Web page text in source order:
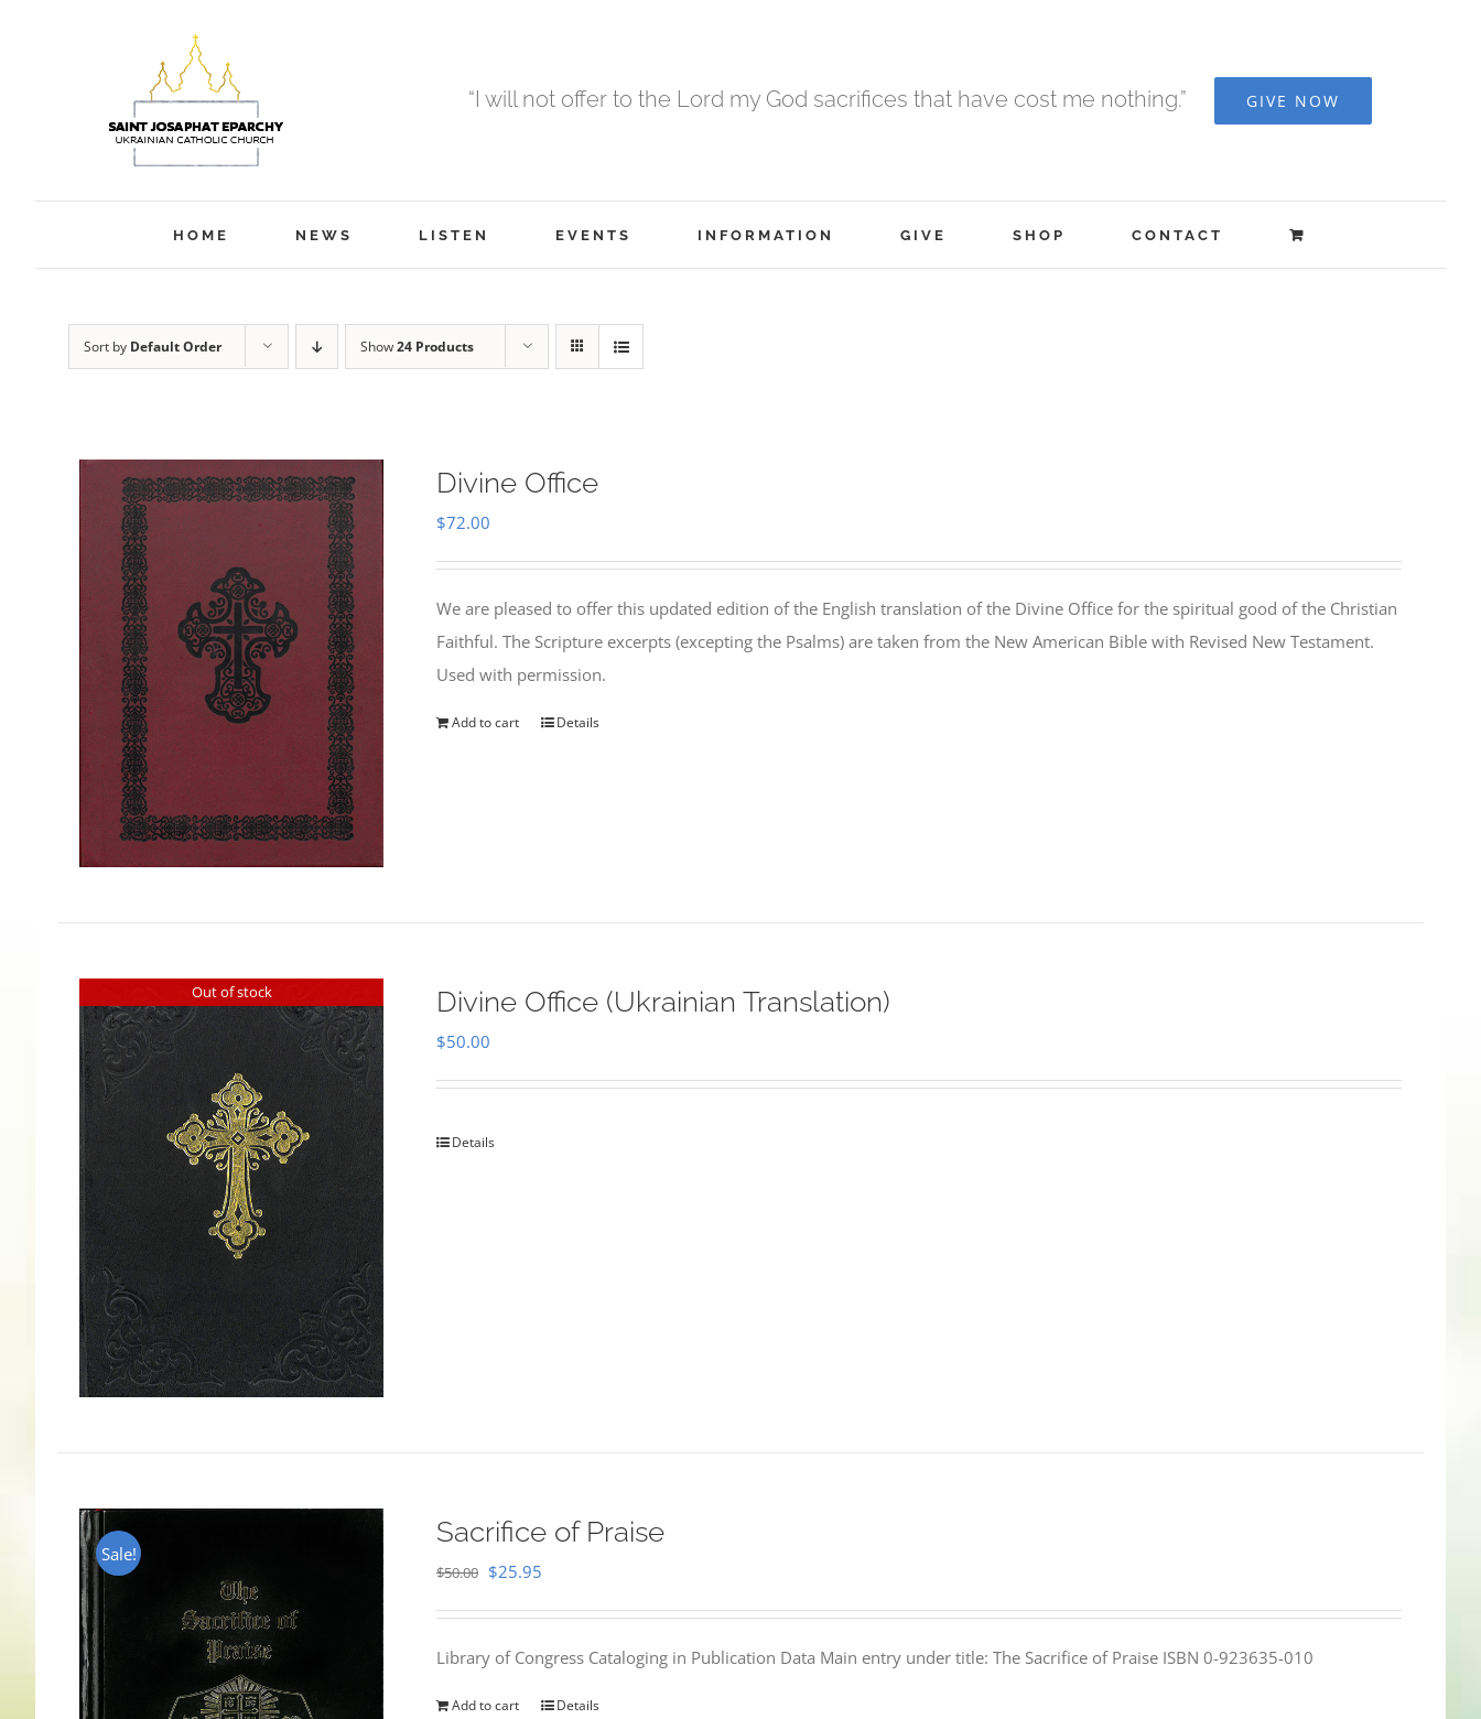
“I will not offer to the Lord my God sacrifices that have cost me nothing.” GIVE NOW
HOME NEWS LISTEN EVENTS INFORMATION GIVE SHOP CONTACT
Sort by Default Order Show24 Products
Divine Office
$72.00
We are pleased to offer this updated edition of the English translation of the Divine Office for the spiritual good of the Christian
Faithful. The Scripture excerpts (excepting the Psalms) are taken from the New American Bible with Revised New Testament.
Used with permission.
Add to cart Details
Out of stock Divine Office (Ukrainian Translation)
$50.00
Details
Sale!
Sacrifice of Praise
$50.00 Original
$50.00.
$25.95
$25.95.
Library of Congress Cataloging in Publication Data Main entry under title: The Sacrifice of Praise ISBN 0-923635-010
Add to cart Details